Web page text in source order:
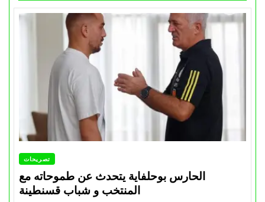
تصريحات
الحارس بوحلفاية يتحدث عن طموحاته مع
المنتخب و شباب قسنطينة